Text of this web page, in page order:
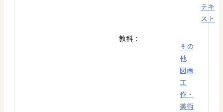
テキ
スト
教科：
その
他
図画
工
作・
美術